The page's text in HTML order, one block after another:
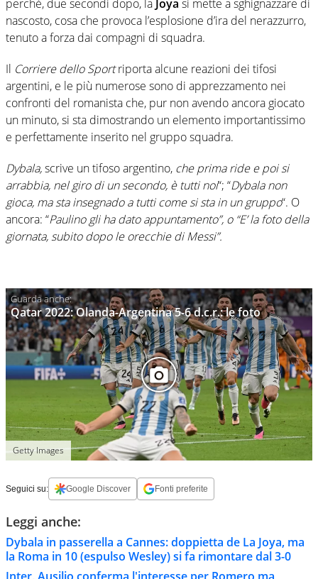
perchè, due secondi dopo, la Joya si mette a sghignazzare di
nascosto, cosa che provoca l’esplosione d’ira del nerazzurro,
tenuto a forza dai compagni di squadra.
Il Corriere dello Sportriporta alcune reazioni dei tifosi
argentini, e le più numerose sono di apprezzamento nei
confronti del romanista che, pur non avendo ancora giocato
un minuto, si sta dimostrando un elemento importantissimo
e perfettamente inserito nel gruppo squadra.
Dybala,scrive un tifoso argentino, che prima ride e poi si
arrabbia, nel giro di un secondo, è tutti noi“; “Dybala non
gioca, ma sta insegnado a tutti come si sta in un gruppo“. O
ancora: “Paulino gli ha dato appuntamento”, o “E’ la foto della
giornata, subito dopo le orecchie di Messi”.
Qatar 2022: Olanda-Argentina 5-6 d.c.r.: le foto
Getty Images
Seguici su: Google Discover Fonti preferite
Leggi anche:
Dybala in passerella a Cannes: doppietta de La Joya, ma
la Roma in 10 (espulso Wesley) si fa rimontare dal 3-0